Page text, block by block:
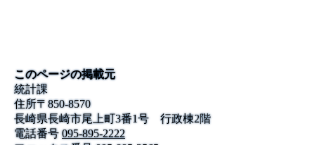
このページの掲載元
統計課
住所〒850-8570
長崎県長崎市尾上町3番1号 行政棟2階
電話番号 095-895-2222